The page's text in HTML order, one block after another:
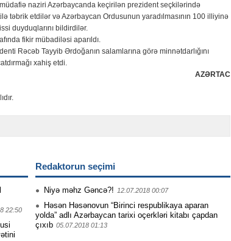
naziri Azərbaycanda keçirilən prezident seçkilərində
təbrik etdilər və Azərbaycan Ordusunun yaradılmasının 100 illiyinə
duyduqlarını bildirdilər.
fikir mübadiləsi aparıldı.
Rəcəb Tayyib Ərdoğanın salamlarına görə minnətdarlığını
xahiş etdi.
AZƏRTAC
22:50
Redaktorun seçimi
Niyə məhz Gəncə?! 12.07.2018 00:07
Həsən Həsənovun “Birinci respublikaya aparan
yolda” adlı Azərbaycan tarixi oçerkləri kitabı çapdan
çıxıb 05.07.2018 01:13